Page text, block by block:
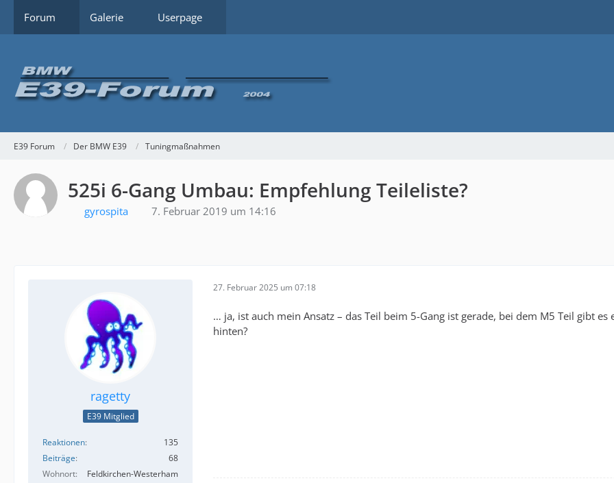
Forum Galerie Userpage
E39 Forum Der BMW E39 Tuningmaßnahmen
525i 6-Gang Umbau: Empfehlung Teileliste?
gyrospita 7. Februar 2019 um 14:16
ragetty
E39 Mitglied
Reaktionen
135
Beiträge
68
Wohnort
Feldkirchen-Westerham
27. Februar 2025 um 07:18
… ja, ist auch mein Ansatz – das Teil beim 5-Gang ist gerade, bei dem M5 Teil gibt
hinten?